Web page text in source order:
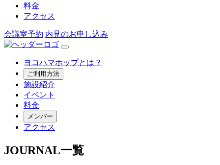
料金
アクセス
会議室予約 内見のお申し込み
ヨコハマホップとは？
ご利用方法
施設紹介
イベント
料金
メンバー
アクセス
JOURNAL一覧